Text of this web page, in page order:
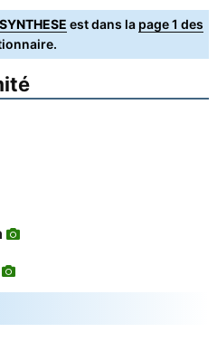
est dans la page 1 des